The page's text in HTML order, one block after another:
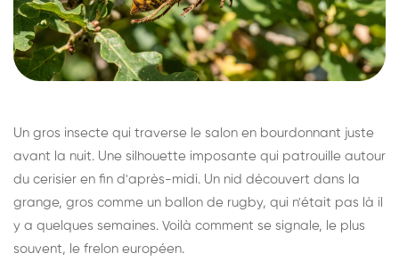
Un gros insecte qui traverse le salon en bourdonnant juste
avant la nuit. Une silhouette imposante qui patrouille autour
du cerisier en fin d'après-midi. Un nid découvert dans la
grange, gros comme un ballon de rugby, qui n'était pas là il
y a quelques semaines. Voilà comment se signale, le plus
souvent, le frelon européen.